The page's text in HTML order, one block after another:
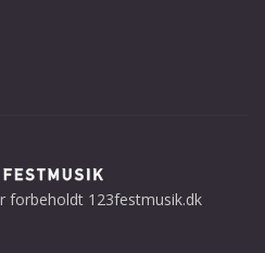
forbeholdt 123festmusik.dk